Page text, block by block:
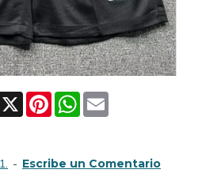
X PinterestWhatsApp
Email
- Escribe un Comentario